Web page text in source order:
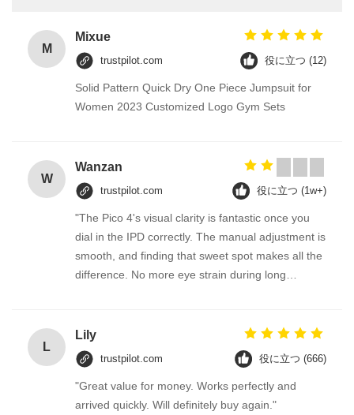
M
Mixue
trustpilot.com 役に立つ (12)
Solid Pattern Quick Dry One Piece Jumpsuit for
Women 2023 Customized Logo Gym Sets
W
Wanzan
trustpilot.com 役に立つ (1w+)
"The Pico 4's visual clarity is fantastic once you
dial in the IPD correctly. The manual adjustment is
smooth, and finding that sweet spot makes all the
difference. No more eye strain during long
fantastic once you dial in the IPD correctly. The
manual adjustment is smooth, and finding that
sweet spot makes all the difference. No more eye
strain during long sessions. Highly recommend
taking the time to set it up properly!""The Pico 4's
L
Lily
trustpilot.com 役に立つ (666)
"Great value for money. Works perfectly and
arrived quickly. Will definitely buy again."